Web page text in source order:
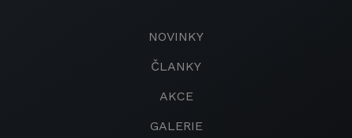
NOVINKY
ČLANKY
AKCE
GALERIE